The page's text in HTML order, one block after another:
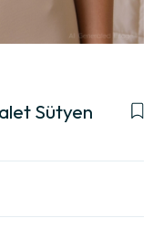
Sütyen